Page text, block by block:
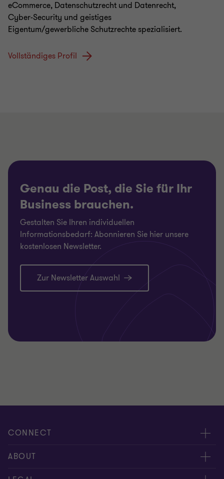
eCommerce, Datenschutzrecht und Datenrecht,
Cyber-Security und geistiges
Eigentum/gewerbliche Schutzrechte spezialisiert.
Vollständiges Profil
Genau die Post, die Sie für Ihr
Business brauchen.
Gestalten Sie Ihren individuellen
Informationsbedarf: Abonnieren Sie hier unsere
kostenlosen Newsletter.
Zur Newsletter Auswahl
CONNECT
Kontakt
Experten
ABOUT